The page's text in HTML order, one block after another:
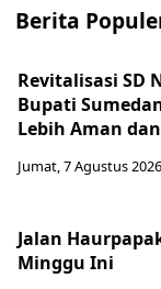
Berita
Revitalisasi SD
Bupati
Lebih Aman
Jumat, 7 Agustus 2026
Jalan
Minggu Ini